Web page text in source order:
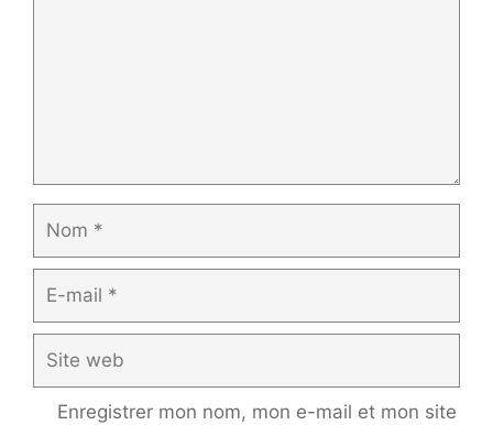
mail
web
Enregistrer mon nom, mon e-mail et mon site